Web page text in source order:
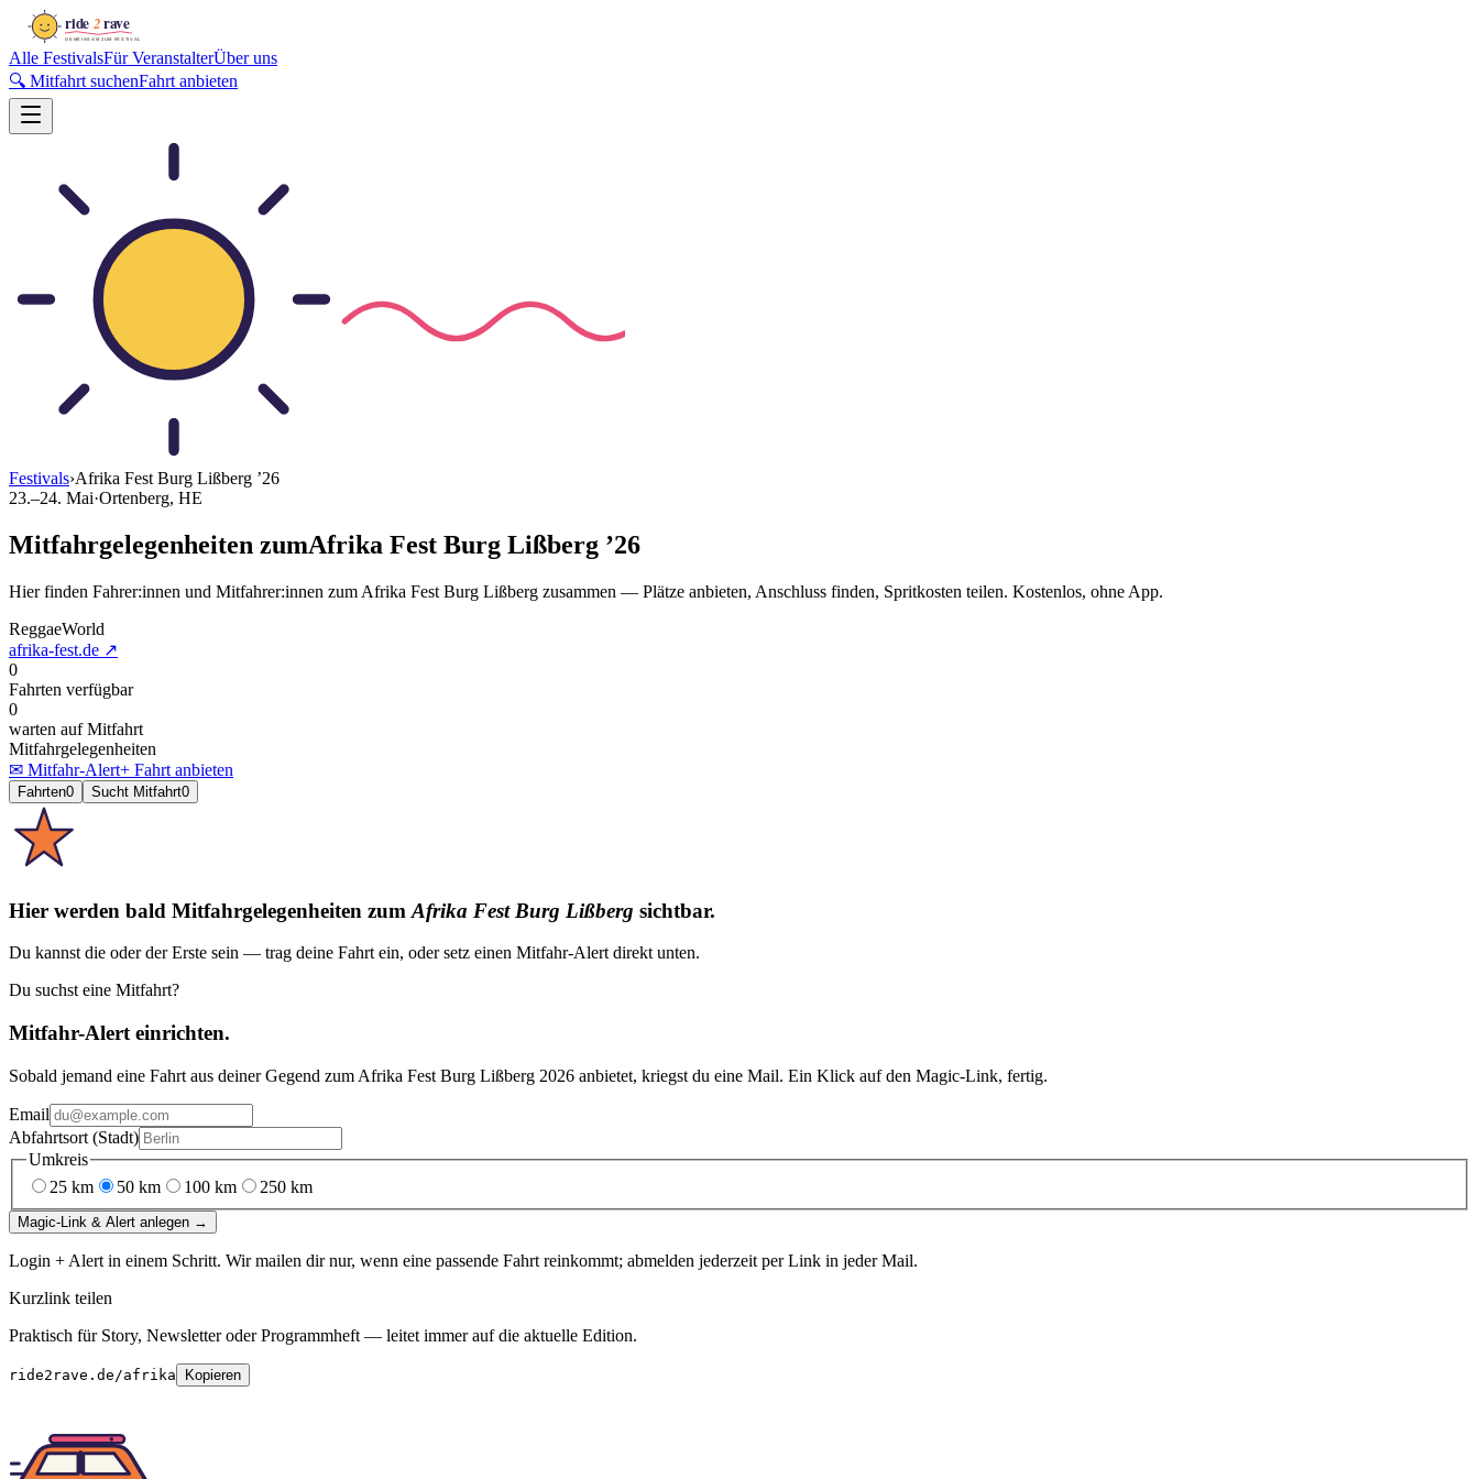
Alle FestivalsFür VeranstalterÜber uns
🔍 Mitfahrt suchenFahrt anbieten
Festivals›Afrika Fest Burg Lißberg ’26
23.–24. Mai·Ortenberg, HE
Mitfahrgelegenheiten zumAfrika Fest Burg Lißberg ’26
Hier finden Fahrer:innen und Mitfahrer:innen zum Afrika Fest Burg Lißberg zusammen — Plätze anbieten, Anschluss finden, Spritkosten teilen. Kostenlos, ohne App.
ReggaeWorld
afrika-fest.de ↗
0
Fahrten verfügbar
0
warten auf Mitfahrt
Mitfahrgelegenheiten
✉ Mitfahr-Alert+ Fahrt anbieten
Fahrten0 Sucht Mitfahrt0
Hier werden bald Mitfahrgelegenheiten zum Afrika Fest Burg Lißberg sichtbar.
Du kannst die oder der Erste sein — trag deine Fahrt ein, oder setz einen Mitfahr-Alert direkt unten.
Du suchst eine Mitfahrt?
Mitfahr-Alert einrichten.
Sobald jemand eine Fahrt aus deiner Gegend zum Afrika Fest Burg Lißberg 2026 anbietet, kriegst du eine Mail. Ein Klick auf den Magic-Link, fertig.
Email
Abfahrtsort (Stadt)
Umkreis
25 km 50 km 100 km 250 km
Magic-Link & Alert anlegen →
Login + Alert in einem Schritt. Wir mailen dir nur, wenn eine passende Fahrt reinkommt; abmelden jederzeit per Link in jeder Mail.
Kurzlink teilen
Praktisch für Story, Newsletter oder Programmheft — leitet immer auf die aktuelle Edition.
ride2rave.de/afrika Kopieren